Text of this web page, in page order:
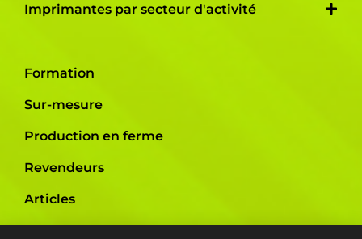
Imprimantes par secteur d'activité
Formation
Sur-mesure
Production en ferme
Revendeurs
Articles
French Fab